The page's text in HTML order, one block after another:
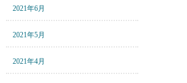
2021年6月
2021年5月
2021年4月